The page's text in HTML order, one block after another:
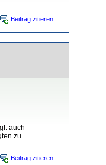
Beitrag zitieren
auch
zu
Beitrag zitieren